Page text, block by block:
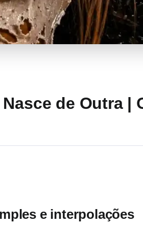
de Outra |
e interpolações